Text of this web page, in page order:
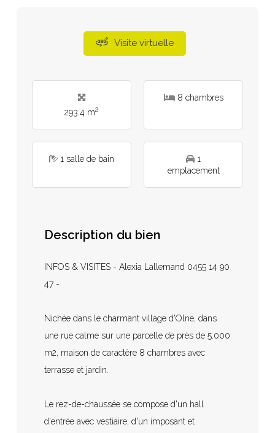
Visite virtuelle
293.4 m2
8 chambres
1 salle de bain
1
emplacement
Description du bien
INFOS & VISITES - Alexia Lallemand 0455 14 90
47 -
Nichée dans le charmant village d'Olne, dans
une rue calme sur une parcelle de près de 5.000
m2, maison de caractère 8 chambres avec
terrasse et jardin.
Le rez-de-chaussée se compose d'un hall
d'entrée avec vestiaire, d'un imposant et